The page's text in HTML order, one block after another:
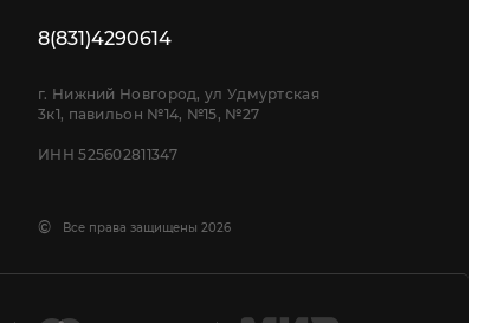
8(831)4290614
г. Нижний Новгород, ул Удмуртская
3к1, павильон №14, №15, №27
ИНН 525602811347
© Все права защищены 2026